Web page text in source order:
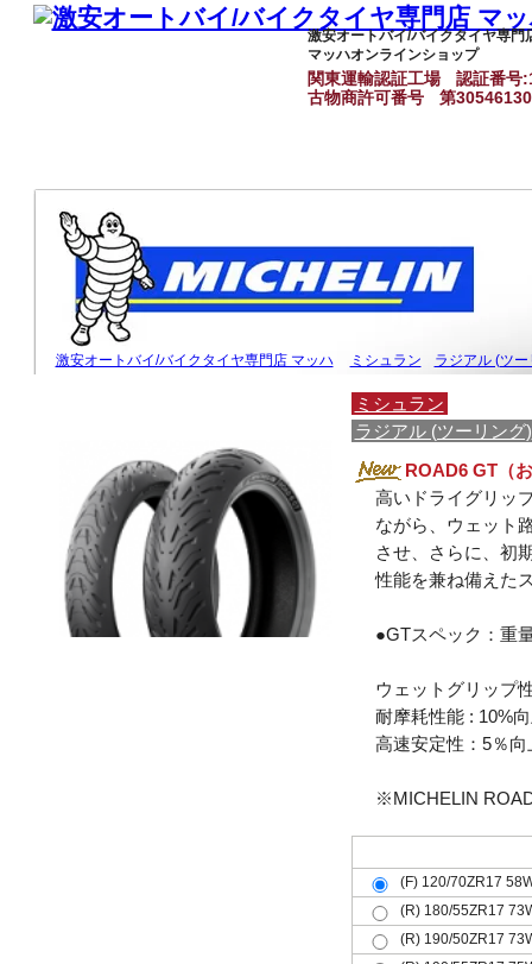
激安オートバイ/バイクタイヤ専門
マッハオンラインショップ
関東運輸認証工場
認証番号
古物商許可番号
第
激安オートバイ/バイクタイヤ専門店 マッハ ミシュラン ラジアル (ツー
ミシュラン
ラジアル (ツーリング)
ROAD6 GT（
高いドライグリッ
ながら、ウェット
させ、さらに、初
性能を兼ね備えた
●GTスペック：重
ウェットグリップ
耐摩耗性能 : 10%
高速安定性：5％向
※MICHELIN
(F) 120/70ZR17
(R) 180/55ZR17
(R) 190/50ZR17